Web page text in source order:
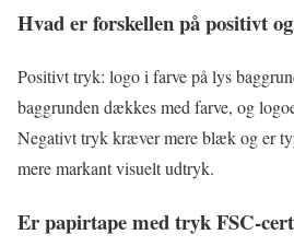
Hvad er forskellen på positivt
Positivt tryk: logo i farve på lys
baggrunden dækkes med farve, og
Negativt tryk kræver mere blæk og er
mere markant visuelt udtryk.
Er papirtape med tryk FSC-